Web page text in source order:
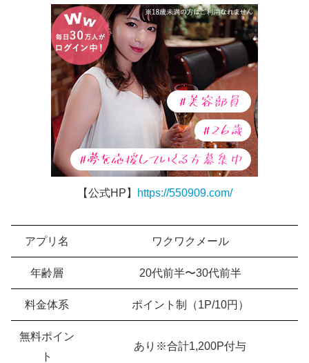
【公式HP】 https://550909.com/
アプリ名 ワクワクメール
年齢層 20代前半〜30代前半
料金体系 ポイント制（1P/10円）
無料ポイン
ト
あり※合計1,200P付与